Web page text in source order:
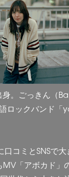
身。ごっきん（
ロックバンド「
口コミとSNSで
MV「アボカド」